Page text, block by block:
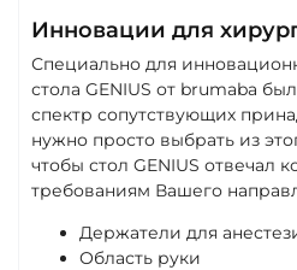
Инновации для
Специально для
стола GENIUS от brumaba
спектр сопутствующих
нужно просто выбрать из
чтобы стол GENIUS отвечал
требованиям Вашего
Держатели для
Область руки